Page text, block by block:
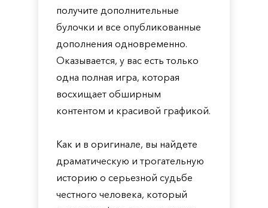
получите дополнительные
булочки и все опубликованные
дополнения одновременно.
Оказывается, у вас есть только
одна полная игра, которая
восхищает обширным
контентом и красивой графикой.
Как и в оригинале, вы найдете
драматическую и трогательную
историю о серьезной судьбе
честного человека, который